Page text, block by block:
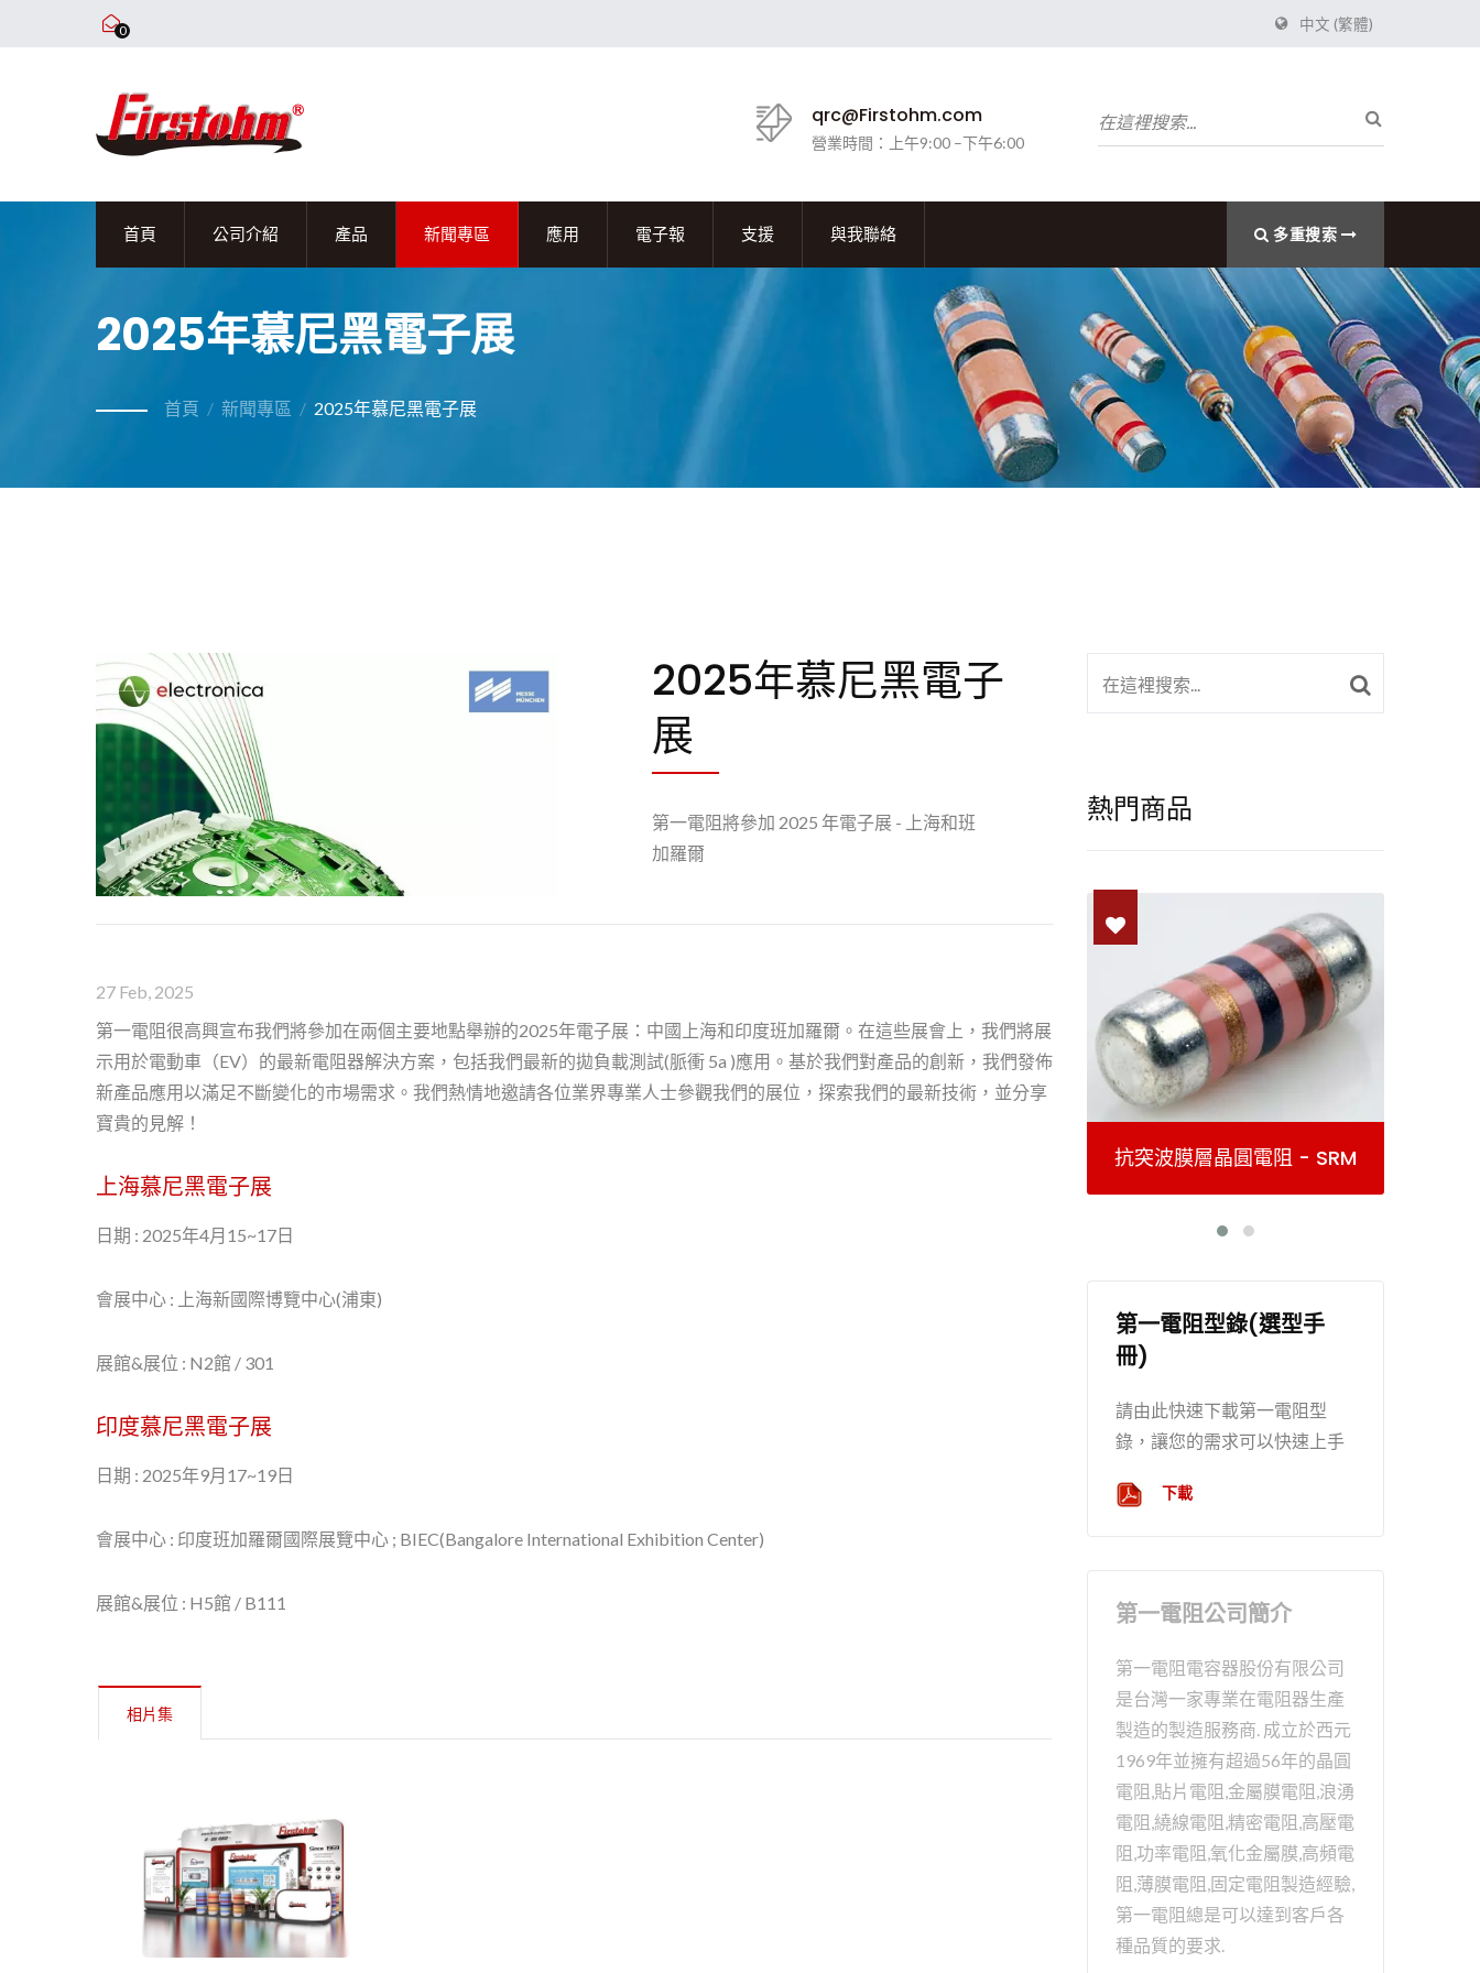
0 中文 (繁體)
qrc@Firstohm.com
營業時間：上午9:00 –下午6:00
首頁 公司介紹 產品 新聞專區 應用 電子報 支援 與我聯絡 多重搜索
2025年慕尼黑電子展
首頁 / 新聞專區 / 2025年慕尼黑電子展
2025年慕尼黑電子
展
第一電阻將參加 2025 年電子展 - 上海和班
加羅爾
27 Feb, 2025
第一電阻很高興宣布我們將參加在兩個主要地點舉辦的2025年電子展：中國上海和印度班加羅爾。在這些展會上，我們將展
示用於電動車（EV）的最新電阻器解決方案，包括我們最新的拋負載測試(脈衝 5a )應用。基於我們對產品的創新，我們發佈
新產品應用以滿足不斷變化的市場需求。我們熱情地邀請各位業界專業人士參觀我們的展位，探索我們的最新技術，並分享
寶貴的見解！
上海慕尼黑電子展
日期 : 2025年4月15~17日
會展中心 : 上海新國際博覽中心(浦東)
展館&展位 : N2館 / 301
印度慕尼黑電子展
日期 : 2025年9月17~19日
會展中心 : 印度班加羅爾國際展覽中心 ; BIEC(Bangalore International Exhibition Center)
展館&展位 : H5館 / B111
相片集
熱門商品
抗突波膜層晶圓電阻 - SRM 金屬膜晶圓電阻 -
第一電阻型錄(選型手
冊)
請由此快速下載第一電阻型
錄，讓您的需求可以快速上手
下載
第一電阻公司簡介
第一電阻電容器股份有限公司
是台灣一家專業在電阻器生產
製造的製造服務商. 成立於西元
1969年並擁有超過56年的晶圓
電阻,貼片電阻,金屬膜電阻,浪湧
電阻,繞線電阻,精密電阻,高壓電
阻,功率電阻,氧化金屬膜,高頻電
阻,薄膜電阻,固定電阻製造經驗,
第一電阻總是可以達到客戶各
種品質的要求.